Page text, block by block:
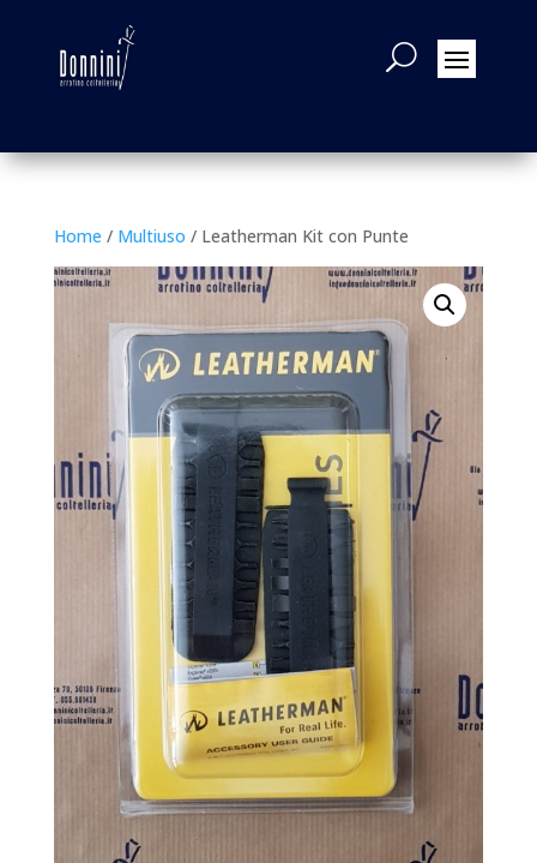
Home / Multiuso / Leatherman Kit con Punte